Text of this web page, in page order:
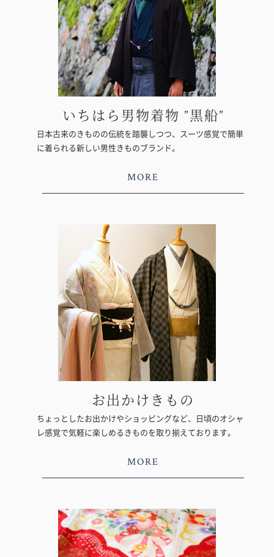
いちはら男物着物 ”黒船”
日本古来のきものの伝統を踏襲しつつ、スーツ感覚で簡単
に着られる新しい男性きものブランド。
MORE
お出かけきもの
ちょっとしたお出かけやショッピングなど、日頃のオシャ
レ感覚で気軽に楽しめるきものを取り揃えております。
MORE